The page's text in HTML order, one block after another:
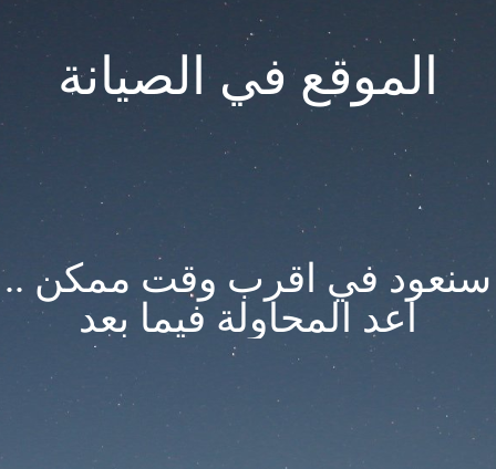
الموقع في الصيانة
سنعود في اقرب وقت ممكن ..
اعد المحاولة فيما بعد